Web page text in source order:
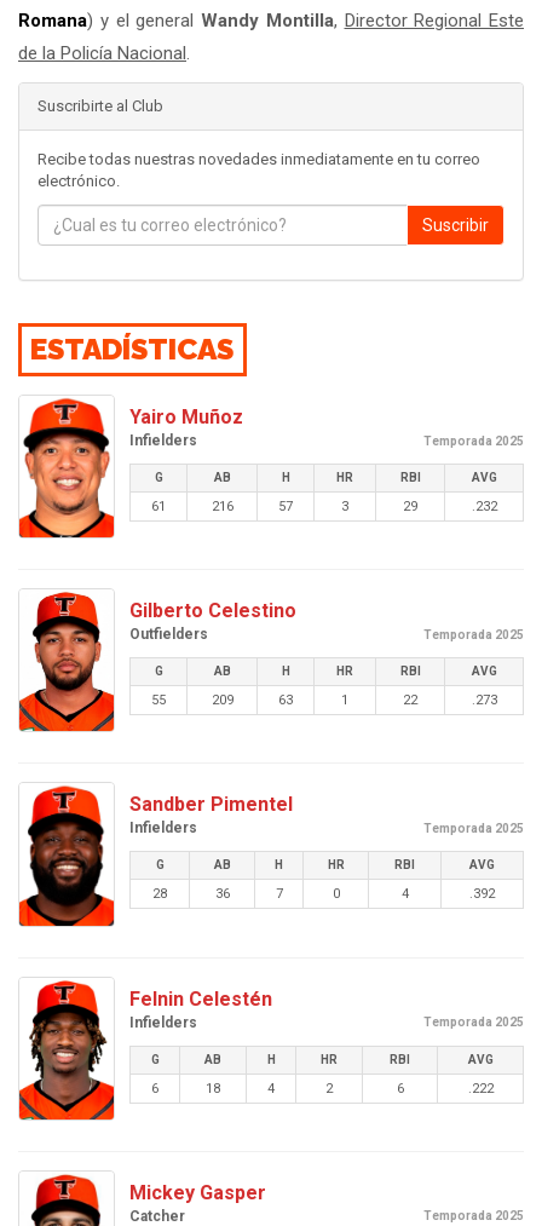
Romana) y el general Wandy Montilla, Director Regional Este
de la Policía Nacional.
Suscribirte al Club
Recibe todas nuestras novedades inmediatamente en tu correo
electrónico.
Suscribir
ESTADÍSTICAS
Yairo Muñoz
Infielders Temporada 2025
G AB H HR RBI AVG
61 216 57 3 29 .232
Gilberto Celestino
Outfielders Temporada 2025
G AB H HR RBI AVG
55 209 63 1 22 .273
Sandber Pimentel
Infielders Temporada 2025
G AB H HR RBI AVG
28 36 7 0 4 .392
Felnin Celestén
Infielders Temporada 2025
G AB H HR RBI AVG
6 18 4 2 6 .222
Mickey Gasper
Catcher Temporada 2025